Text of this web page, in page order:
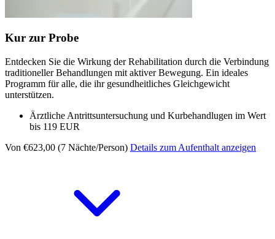
Kur zur Probe
Entdecken Sie die Wirkung der Rehabilitation durch die Verbindung
traditioneller Behandlungen mit aktiver Bewegung. Ein ideales
Programm für alle, die ihr gesundheitliches Gleichgewicht
unterstützen.
Ärztliche Antrittsuntersuchung und Kurbehandlugen im Wert
bis 119 EUR
Von €623,00 (7 Nächte/Person) Details zum Aufenthalt anzeigen